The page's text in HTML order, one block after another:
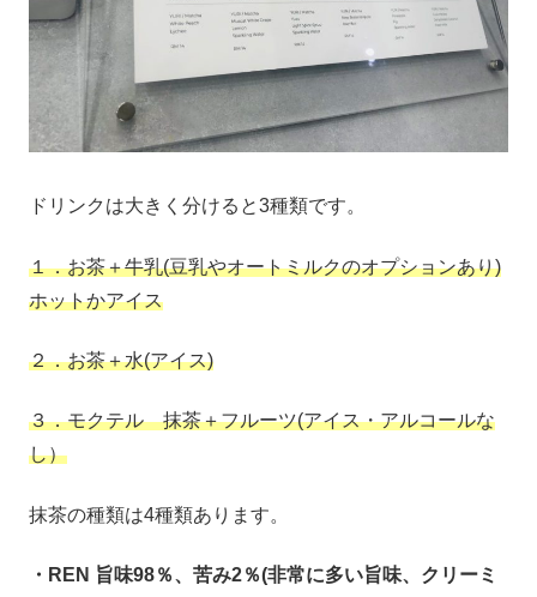
ドリンクは大きく分けると3種類です。
１．お茶＋牛乳(豆乳やオートミルクのオプションあり)
ホットかアイス
２．お茶＋水(アイス)
３．モクテル 抹茶＋フルーツ(アイス・アルコールな
し）
抹茶の種類は4種類あります。
・REN 旨味98％、苦み2％(非常に多い旨味、クリーミ